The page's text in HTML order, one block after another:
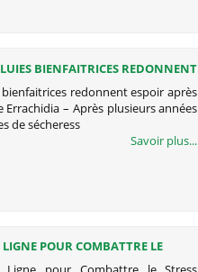
BIENFAITRICES REDONNENT
DE SÉCHERESSEredonnent espoir après
Errachidia – Après plusieurs années
de sécheress
Savoir plus...
POUR COMBATTRE LE